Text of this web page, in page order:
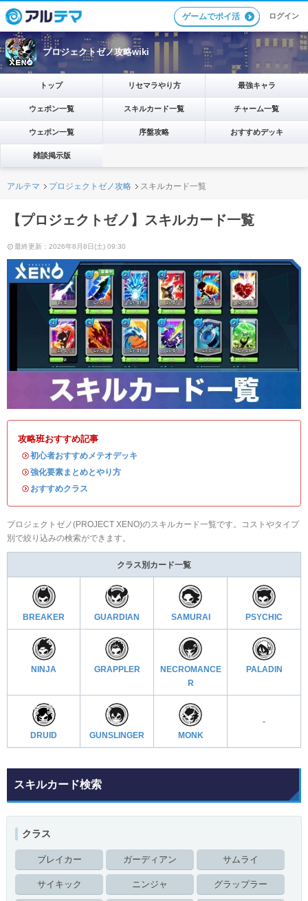
ゲームでポイ活 ログイン
プロジェクトゼノ攻略wiki
トップ リセマラやり方 最強キャラ
ウェポン一覧 スキルカード一覧 チャーム一覧
ウェポン一覧 序盤攻略 おすすめデッキ
雑談掲示版
アルテマ プロジェクトゼノ攻略 スキルカード一覧
【プロジェクトゼノ】スキルカード一覧
最終更新：2026年8月8日(土) 09:30
攻略班おすすめ記事
・初心者おすすめメテオデッキ
・強化要素まとめとやり方
・ おすすめクラス
プロジェクトゼノ(PROJECT XENO)のスキルカード一覧です。コストやタイプ
別で絞り込みの検索ができます。
クラス別カード一覧
BREAKER GUARDIAN SAMURAI PSYCHIC
NINJA GRAPPLER
NECROMANCE
R
PALADIN
DRUID GUNSLINGER MONK
-
スキルカード検索
クラス
ブレイカー ガーディアン サムライ
サイキック ニンジャ グラップラー